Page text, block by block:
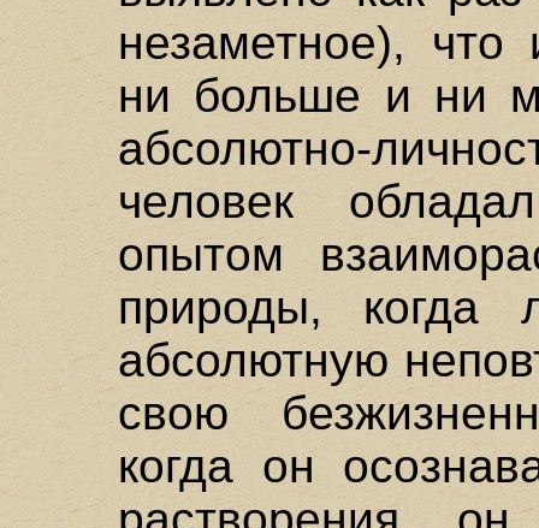
незаметное), что
ни больше и ни
абсолютно-
человек
опытом
природы, когда
абсолютную
свою
когда он